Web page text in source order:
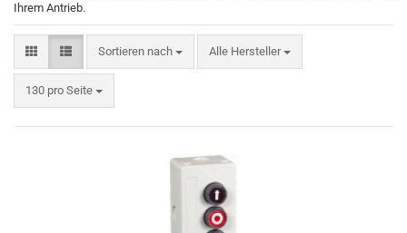
Ihrem Antrieb.
Sortieren nach Alle Hersteller
130 pro Seite